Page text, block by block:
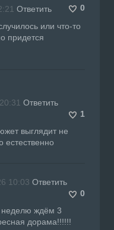
Ответить
0
или что-то
придется
Ответить
1
выглядит не
естественно
10:03 Ответить
0
неделю ждём 3
дорама!!!!!!